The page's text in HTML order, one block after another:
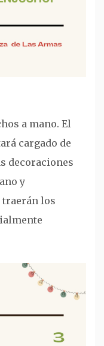
a mano. El
cargado de
decoraciones
y
traerán los